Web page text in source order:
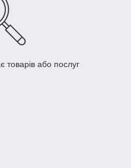
товарів або послуг